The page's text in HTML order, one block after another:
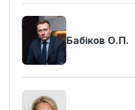
Бабіков О.П.